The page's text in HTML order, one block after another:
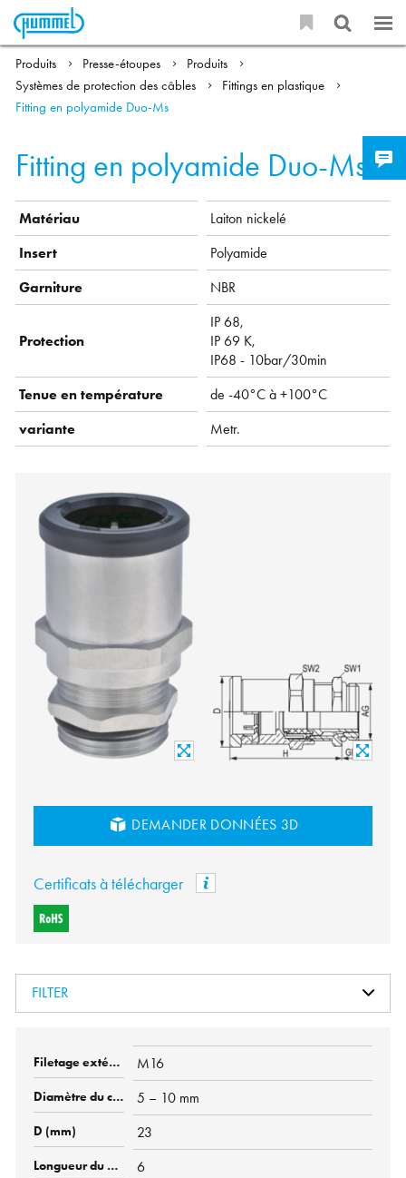
Produits Presse-étoupes
Produits
Systèmes de protection des câbles
Fittings en plastique
Fitting en polyamide Duo-Ms
Fitting en polyamide Duo-Ms
Matériau
Laiton nickelé
Insert
Polyamide
Garniture
NBR
Protection
IP 68,
IP 69 K,
IP68 - 10bar/30min
Tenue en température
de -40°C à +100°C
variante
Metr.
DEMANDER DONNÉES 3D
Certificats à télécharger
FILTER
M16
5 – 10 mm
23
6